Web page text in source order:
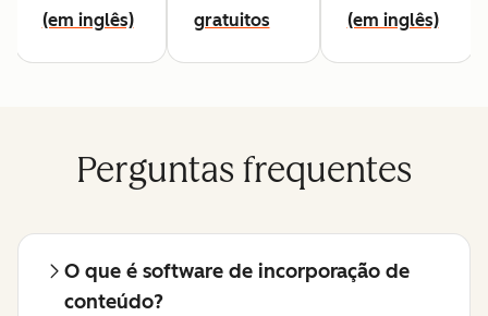
(em inglês)
gratuitos
(em inglês)
Perguntas frequentes
O que é software de incorporação de
conteúdo?